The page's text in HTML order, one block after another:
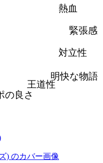
熱血
緊張感
対立性
明快な物語
王道性
の良さ